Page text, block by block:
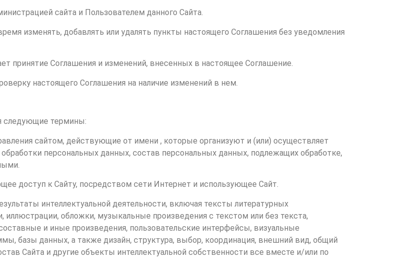
сайта и Пользователем данного Сайта.
изменять, добавлять или удалять пункты настоящего Соглашения без уведомления
принятие Соглашения и изменений, внесенных в настоящее Соглашение.
настоящего Соглашения на наличие изменений в нем.
следующие термины:
сайтом, действующие от имени , которые организуют и (или) осуществляет
персональных данных, состав персональных данных, подлежащих обработке,
доступ к Сайту, посредством сети Интернет и использующее Сайт.
интеллектуальной деятельности, включая тексты литературных
иллюстрации, обложки, музыкальные произведения с текстом или без текста,
и иные произведения, пользовательские интерфейсы, визуальные
базы данных, а также дизайн, структура, выбор, координация, внешний вид, общий
Сайта и другие объекты интеллектуальной собственности все вместе и/или по